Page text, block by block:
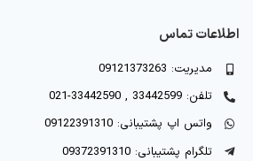
اطلاعات تماس
مدیریت: 09121373263
تلفن: 33442599 , 33442590-021
واتس اپ پشتیبانی: 09122391310
تلگرام پشتیبانی: 09372391310